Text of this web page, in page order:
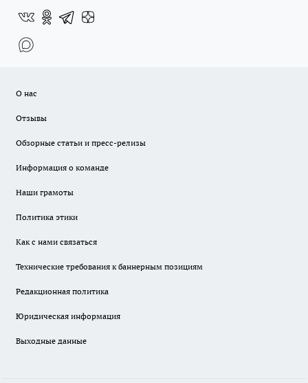
О нас
Отзывы
Обзорные статьи и пресс-релизы
Информация о команде
Наши грамоты
Политика этики
Как с нами связаться
Технические требования к баннерным позициям
Редакционная политика
Юридическая информация
Выходные данные